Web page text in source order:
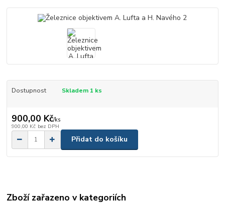
Dostupnost Skladem 1 ks
900,00 Kč/ks
900,00 Kč bez DPH
Přidat do košíku
Zboží zařazeno v kategoriích